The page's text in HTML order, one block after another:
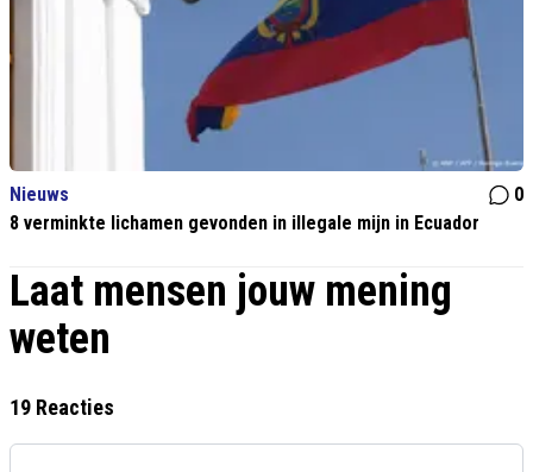
Nieuws
0
8 verminkte lichamen gevonden in illegale mijn in Ecuador
Laat mensen jouw mening
weten
19 Reacties